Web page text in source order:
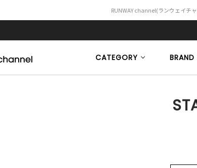
RUNWAY channel(ランウェイチ
CATEGORY BRAND